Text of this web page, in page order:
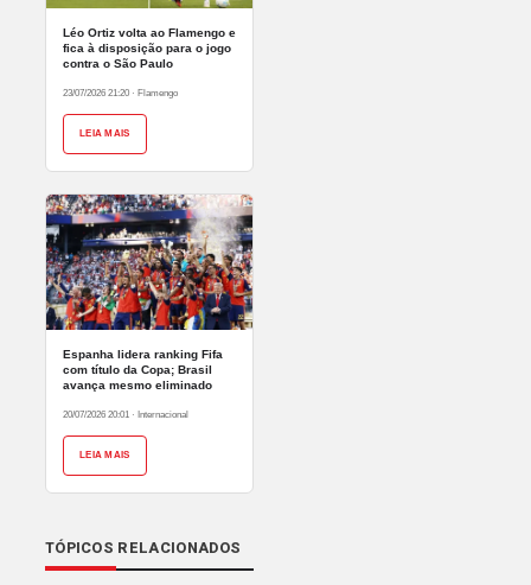
Léo Ortiz volta ao Flamengo e
fica à disposição para o jogo
contra o São Paulo
23/07/2026 21:20 · Flamengo
LEIA MAIS
Espanha lidera ranking Fifa
com título da Copa; Brasil
avança mesmo eliminado
20/07/2026 20:01 · Internacional
LEIA MAIS
TÓPICOS RELACIONADOS